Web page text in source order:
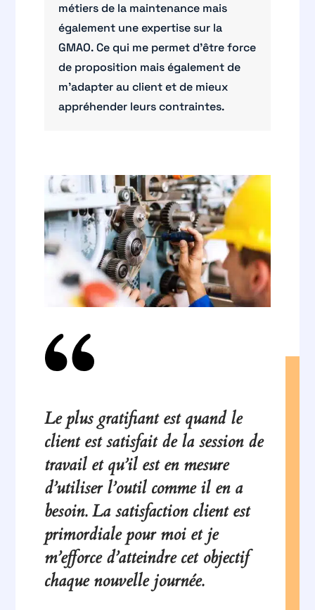
métiers de la maintenance mais
également une expertise sur la
GMAO. Ce qui me permet d’être force
de proposition mais également de
m’adapter au client et de mieux
appréhender leurs contraintes.
Le plus gratifiant est quand le
client est satisfait de la session de
travail et qu’il est en mesure
d’utiliser l’outil comme il en a
besoin. La satisfaction client est
primordiale pour moi et je
m’efforce d’atteindre cet objectif
chaque nouvelle journée.